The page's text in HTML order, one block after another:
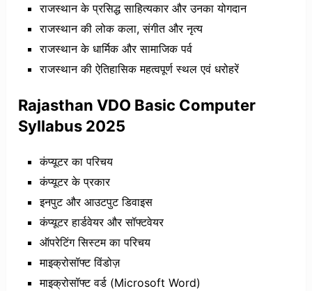
राजस्थान के प्रसिद्ध साहित्यकार और उनका योगदान
राजस्थान की लोक कला, संगीत और नृत्य
राजस्थान के धार्मिक और सामाजिक पर्व
राजस्थान की ऐतिहासिक महत्वपूर्ण स्थल एवं धरोहरें
Rajasthan VDO Basic Computer
Syllabus 2025
कंप्यूटर का परिचय
कंप्यूटर के प्रकार
इनपुट और आउटपुट डिवाइस
कंप्यूटर हार्डवेयर और सॉफ्टवेयर
ऑपरेटिंग सिस्टम का परिचय
माइक्रोसॉफ्ट विंडोज़
माइक्रोसॉफ्ट वर्ड (Microsoft Word)